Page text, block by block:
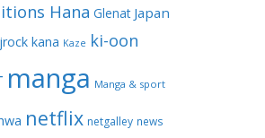
Hana Glenat Japan
jrock kana Kaze ki-oon
manga Manga & sport
netflix netgalley news